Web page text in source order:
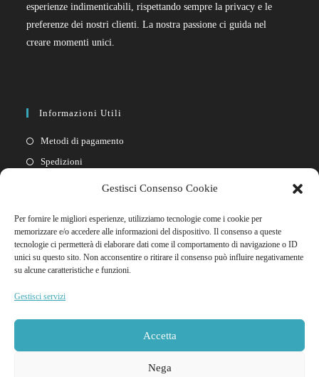
Gestisci Consenso Cookie
Per fornire le migliori esperienze, utilizziamo tecnologie come i cookie per
memorizzare e/o accedere alle informazioni del dispositivo. Il consenso a queste
tecnologie ci permetterà di elaborare dati come il comportamento di navigazione o ID
unici su questo sito. Non acconsentire o ritirare il consenso può influire negativamente
su alcune caratteristiche e funzioni.
Gestisci servizi
Accetta
Nega
esperienze indimenticabili, rispettando sempre la privacy e le
preferenze dei nostri clienti. La nostra passione ci guida nel
creare momenti unici.
Informazioni Utili
Metodi di pagamento
Spedizioni
Cookie policy
Link Rapidi